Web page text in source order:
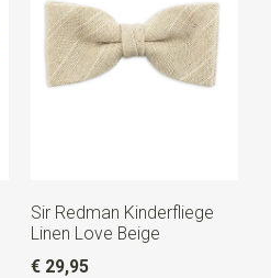
Sir Redman Kinderfliege
Linen Love Beige
€ 29,95